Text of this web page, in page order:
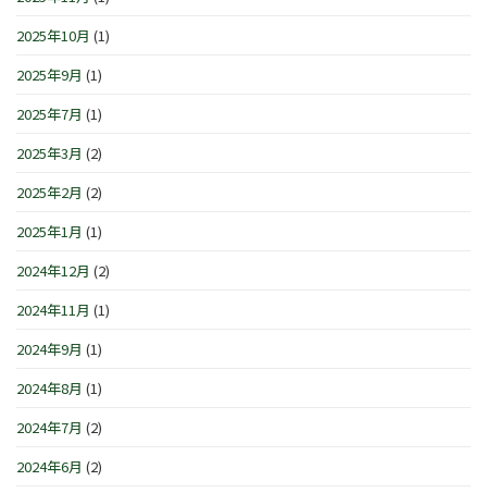
は
2025年10月 (1)
2025年9月 (1)
2025年7月 (1)
2025年3月 (2)
2025年2月 (2)
2025年1月 (1)
2024年12月 (2)
2024年11月 (1)
2024年9月 (1)
2024年8月 (1)
2024年7月 (2)
2024年6月 (2)